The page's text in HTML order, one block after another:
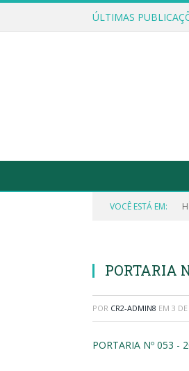
ÚLTIMAS
VOCÊ ESTÁ EM:
PORTARIA
POR CR2-ADMIN8 EM 3
PORTARIA Nº 053 -